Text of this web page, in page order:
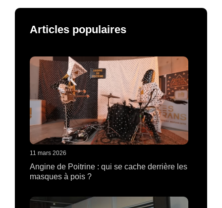
Articles populaires
11 mars 2026
Angine de Poitrine : qui se cache derrière les
masques à pois ?